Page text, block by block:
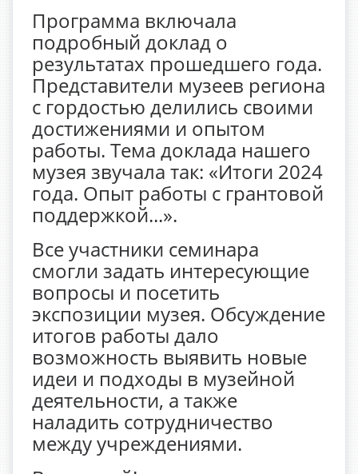
Программа включала
подробный доклад о
результатах прошедшего года.
Представители музеев региона
с гордостью делились своими
достижениями и опытом
работы. Тема доклада нашего
музея звучала так: «Итоги 2024
года. Опыт работы с грантовой
поддержкой...».
Все участники семинара
смогли задать интересующие
вопросы и посетить
экспозиции музея. Обсуждение
итогов работы дало
возможность выявить новые
идеи и подходы в музейной
деятельности, а также
наладить сотрудничество
между учреждениями.